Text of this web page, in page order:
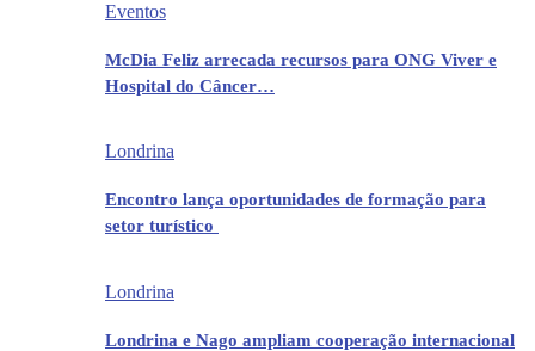
Eventos
McDia Feliz arrecada recursos para ONG Viver e
Hospital do Câncer…
Londrina
Encontro lança oportunidades de formação para
setor turístico
Londrina
Londrina e Nago ampliam cooperação internacional